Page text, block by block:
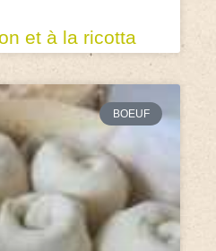
et à la ricotta
BOEUF